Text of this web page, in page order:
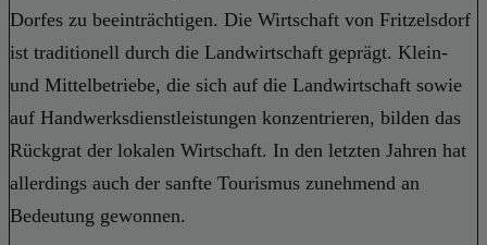
Dorfes zu beeinträchtigen. Die Wirtschaft von Fritzelsdorf
ist traditionell durch die Landwirtschaft geprägt. Klein-
und Mittelbetriebe, die sich auf die Landwirtschaft sowie
auf Handwerksdienstleistungen konzentrieren, bilden das
Rückgrat der lokalen Wirtschaft. In den letzten Jahren hat
allerdings auch der sanfte Tourismus zunehmend an
Bedeutung gewonnen.